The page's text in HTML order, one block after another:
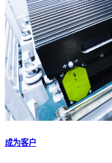
成为客户